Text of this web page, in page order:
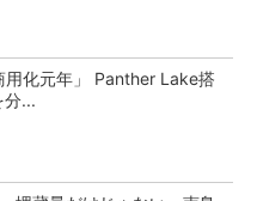
化元年」 Panther Lake搭
分...